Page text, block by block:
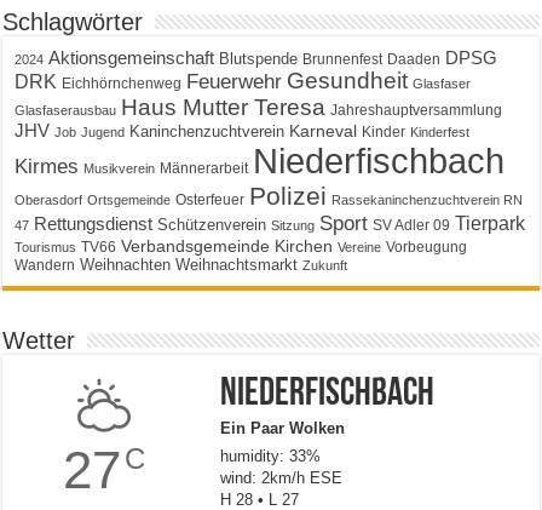
Schlagwörter
2024 Aktionsgemeinschaft Blutspende Brunnenfest Daaden DPSG
DRK Eichhörnchenweg Feuerwehr Gesundheit Glasfaser
Glasfaserausbau Haus Mutter Teresa Jahreshauptversammlung
JHV Job Jugend Kaninchenzuchtverein Karneval Kinder Kinderfest
Kirmes Musikverein Männerarbeit Niederfischbach
Oberasdorf Ortsgemeinde Osterfeuer Polizei Rassekaninchenzuchtverein RN
47 Rettungsdienst Schützenverein Sitzung Sport SV Adler 09 Tierpark
Tourismus TV66 Verbandsgemeinde Kirchen Vereine Vorbeugung
Wandern Weihnachten Weihnachtsmarkt Zukunft
Wetter
27C
Niederfischbach
Ein Paar Wolken
humidity: 33%
wind: 2km/h ESE
H 28 • L 27